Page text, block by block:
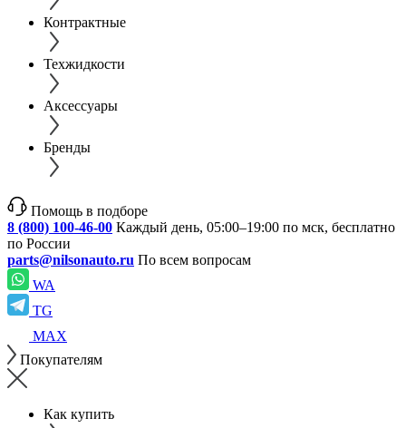
Контрактные
Техжидкости
Аксессуары
Бренды
Помощь в подборе
8 (800) 100-46-00 Каждый день, 05:00–19:00 по мск, бесплатно
по России
parts@nilsonauto.ru По всем вопросам
WA
TG
MAX
Покупателям
Как купить